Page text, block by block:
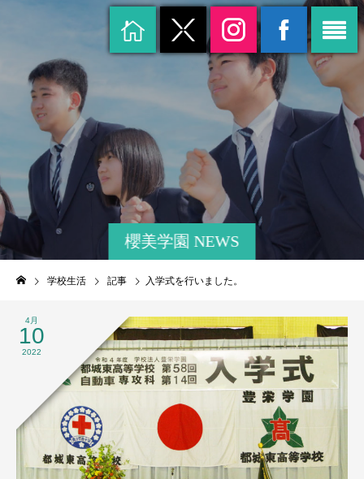
櫻美学園 NEWS
学校生活 記事 入学式を行いました。
4月
10
2022